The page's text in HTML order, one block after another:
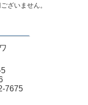
ざいません。